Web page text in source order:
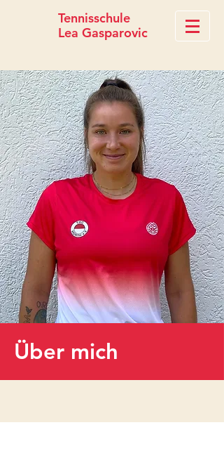
Tennisschule
Lea Gasparovic
Über mich